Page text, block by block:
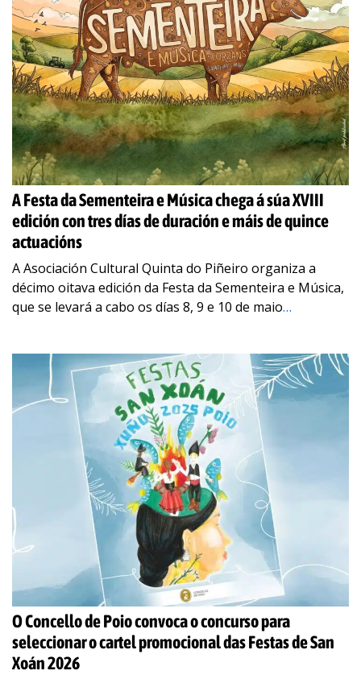
A Festa da Sementeira e Música chega á súa XVIII
edición con tres días de duración e máis de quince
actuacións
A Asociación Cultural Quinta do Piñeiro organiza a
décimo oitava edición da Festa da Sementeira e Música,
que se levará a cabo os días 8, 9 e 10 de maio…
O Concello de Poio convoca o concurso para
seleccionar o cartel promocional das Festas de San
Xoán 2026